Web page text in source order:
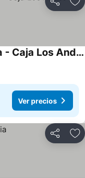
Compartir
precios
Hotel y Cabañas Punta Larga - Caja Los Andes
Ver precios
Compartir